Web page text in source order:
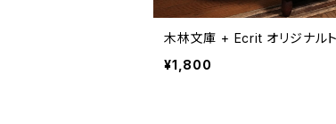
木林文庫 + Ecrit オリジナル
¥1,800